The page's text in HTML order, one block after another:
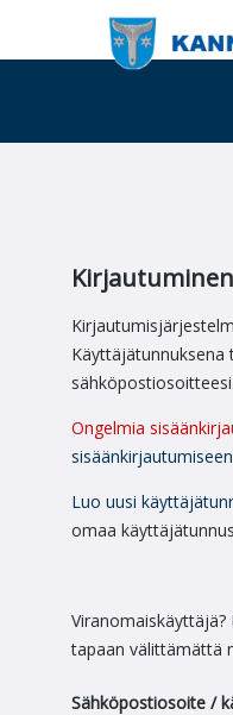
Kirjautuminen
Käyttäjätunnuksena
sähköpostiosoitteesi.
Ongelmia
Luo uusi
omaa
Viranomaiskäyttäjä?
tapaan välittämättä
Sähköpostiosoite /